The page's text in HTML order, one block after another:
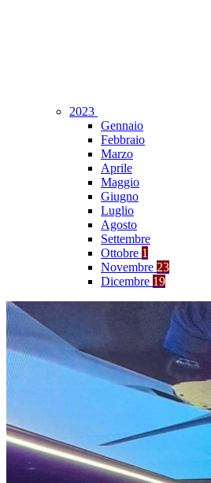
2023
Gennaio
Febbraio
Marzo
Aprile
Maggio
Giugno
Luglio
Agosto
Settembre
Ottobre 1
Novembre 23
Dicembre 19